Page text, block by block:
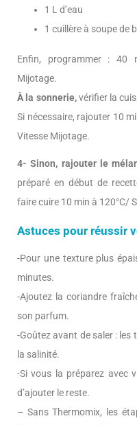
1 L d’eau
1 cuillère à soupe de
Enfin, programmer : 40
Mijotage.
À la sonnerie,vérifier la
Si nécessaire, rajouter 10
Vitesse Mijotage.
4- Sinon, rajouter le
préparé en début de
faire cuire 10 min à 120°C/
Astuces pour réussir
-Pour une texture plus
minutes.
-Ajoutez la coriandre
son parfum.
-Goûtez avant de saler : les
la salinité.
-Si vous la préparez avec
d’ajouter le reste.
– Sans Thermomix, les